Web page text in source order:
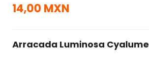
14,00 MXN
Arracada Luminosa Cyalume